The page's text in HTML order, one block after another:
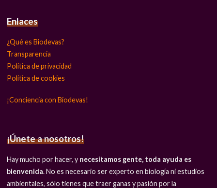
Enlaces
¿Qué es Biodevas?
Transparencia
Política de privacidad
Política de cookies
¡Conciencia con Biodevas!
¡Únete a nosotros!
Hay mucho por hacer, y necesitamos gente, toda ayuda es
bienvenida. No es necesario ser experto en biología ni estudios
ambientales, sólo tienes que traer ganas y pasión por la